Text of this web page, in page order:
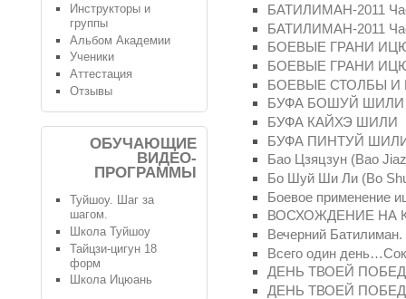
БАТИЛИМАН-2011
БАТИЛИМАН-2011
БОЕВЫЕ ГРАНИ
БОЕВЫЕ ГРАНИ
БОЕВЫЕ СТОЛБЫ И
БУФА БОШУЙ ШИЛИ
БУФА КАЙХЭ ШИЛИ
БУФА ПИНТУЙ
Бао Цзяцзун (Bao
Бо Шуй Ши Ли (Bo
Боевое применение
ВОСХОЖДЕНИЕ НА
Вечерний Батилиман.
Всего один
ДЕНЬ ТВОЕЙ
ДЕНЬ ТВОЕЙ
Инструкторы и
группы
Альбом Академии
Ученики
Аттестация
Отзывы
ОБУЧАЮЩИЕ
ВИДЕО-
ПРОГРАММЫ
Туйшоу. Шаг за
шагом.
Школа Туйшоу
Тайцзи-цигун 18
форм
Школа Ицюань